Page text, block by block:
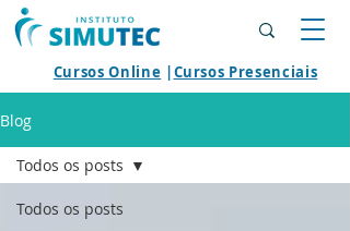
Cursos Online |Cursos Presenciais
Blog
Todos os posts
Todos os posts